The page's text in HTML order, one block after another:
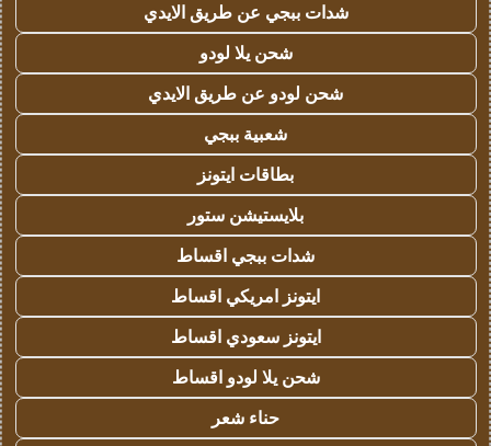
شدات ببجي عن طريق الايدي
شحن يلا لودو
شحن لودو عن طريق الايدي
شعبية ببجي
بطاقات ايتونز
بلايستيشن ستور
شدات ببجي اقساط
ايتونز امريكي اقساط
ايتونز سعودي اقساط
شحن يلا لودو اقساط
حناء شعر